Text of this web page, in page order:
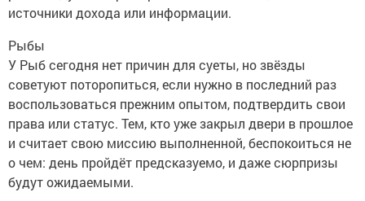
источники дохода или информации.
Рыбы
У Рыб сегодня нет причин для суеты, но звёзды
советуют поторопиться, если нужно в последний раз
воспользоваться прежним опытом, подтвердить свои
права или статус. Тем, кто уже закрыл двери в прошлое
и считает свою миссию выполненной, беспокоиться не
о чем: день пройдёт предсказуемо, и даже сюрпризы
будут ожидаемыми.